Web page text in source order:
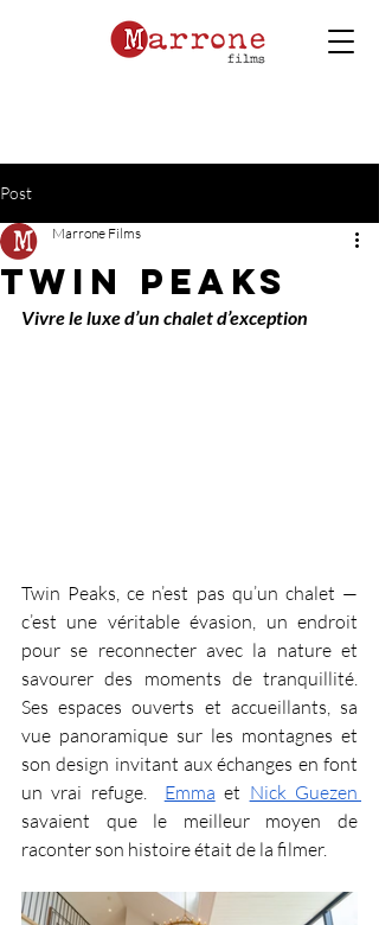
Post
Twin Peaks
Marrone Films
Vivre le luxe d’un chalet d’exception
Twin Peaks, ce n’est pas qu’un chalet —
c’est une véritable évasion, un endroit
pour se reconnecter avec la nature et
savourer des moments de tranquillité.
Ses espaces ouverts et accueillants, sa
vue panoramique sur les montagnes et
son design invitant aux échanges en font
un vrai refuge. Emma et Nick Guezen
savaient que le meilleur moyen de
raconter son histoire était de la filmer.